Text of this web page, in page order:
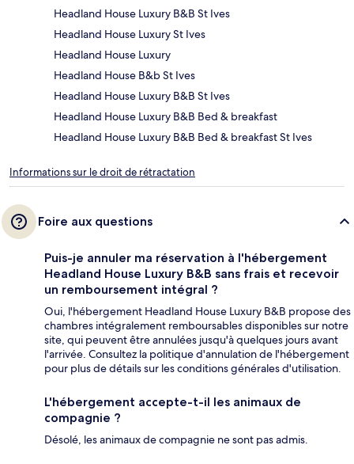
Headland House Luxury B&B St Ives
Headland House Luxury St Ives
Headland House Luxury
Headland House B&b St Ives
Headland House Luxury B&B St Ives
Headland House Luxury B&B Bed & breakfast
Headland House Luxury B&B Bed & breakfast St Ives
Informations sur le droit de rétractation
Foire aux questions
Puis-je annuler ma réservation à l'hébergement
Headland House Luxury B&B sans frais et recevoir
un remboursement intégral ?
Oui, l'hébergement Headland House Luxury B&B propose des
chambres intégralement remboursables disponibles sur notre
site, qui peuvent être annulées jusqu'à quelques jours avant
l'arrivée. Consultez la politique d'annulation de l'hébergement
pour plus de détails sur les conditions générales d'utilisation.
L'hébergement accepte-t-il les animaux de
compagnie ?
Désolé, les animaux de compagnie ne sont pas admis.